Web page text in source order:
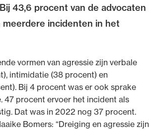
43,6 procent van de advocaten
incidenten in het
vormen van agressie zijn verbale
intimidatie (38 procent) en
Bij 4 procent was er ook sprake
47 procent ervoer het incident als
Dat was in 2022 nog 37 procent.
Bomers: “Dreiging en agressie zijn